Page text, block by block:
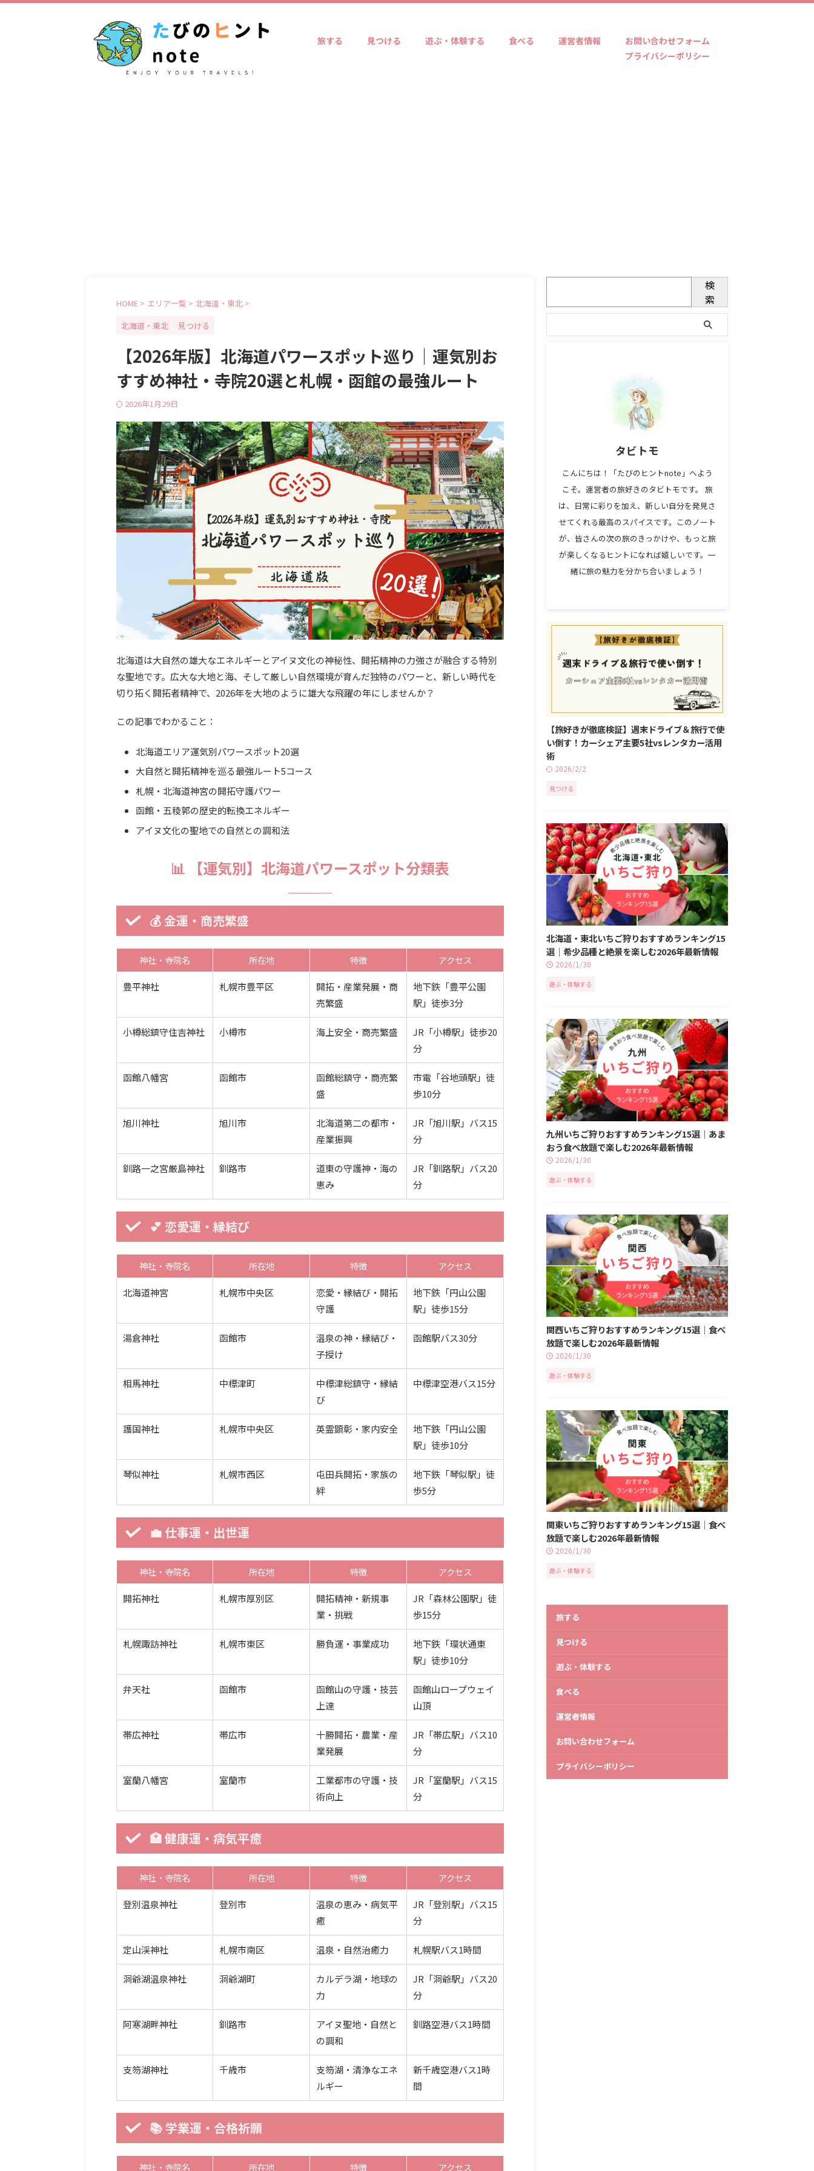
旅する 見つける 遊ぶ・体験する 食べる 運営者情報
お問い合わせフォーム
プライバシーポリシー
HOME > エリア一覧 > 北海道・東北 >
北海道・東北
見つける
【2026年版】北海道パワースポット巡り｜運気別お
すすめ神社・寺院20選と札幌・函館の最強ルート
2026年1月29日
北海道は大自然の雄大なエネルギーとアイヌ文化の神秘性、開拓精神の力強さが融合する特別
な聖地です。広大な大地と海、そして厳しい自然環境が育んだ独特のパワーと、新しい時代を
切り拓く開拓者精神で、2026年を大地のように雄大な飛躍の年にしませんか？
この記事でわかること：
北海道エリア運気別パワースポット20選
大自然と開拓精神を巡る最強ルート5コース
札幌・北海道神宮の開拓守護パワー
函館・五稜郭の歴史的転換エネルギー
アイヌ文化の聖地での自然との調和法
📊 【運気別】北海道パワースポット分類表
💰 金運・商売繁盛
神社・寺院名 所在地 特徴 アクセス
豊平神社 札幌市豊平区
開拓・産業発展・商
売繁盛
地下鉄「豊平公園
駅」徒歩3分
小樽総鎮守住吉神社 小樽市 海上安全・商売繁盛
JR「小樽駅」徒歩20
分
函館八幡宮 函館市
函館総鎮守・商売繁
盛
市電「谷地頭駅」徒
歩10分
旭川神社 旭川市
北海道第二の都市・
産業振興
JR「旭川駅」バス15
分
釧路一之宮厳島神社 釧路市
道東の守護神・海の
恵み
JR「釧路駅」バス20
分
💕 恋愛運・縁結び
神社・寺院名 所在地 特徴 アクセス
北海道神宮 札幌市中央区
恋愛・縁結び・開拓
守護
地下鉄「円山公園
駅」徒歩15分
湯倉神社 函館市
温泉の神・縁結び・
子授け
函館駅バス30分
相馬神社 中標津町
中標津総鎮守・縁結
び
中標津空港バス15分
護国神社 札幌市中央区 英霊顕彰・家内安全
地下鉄「円山公園
駅」徒歩10分
琴似神社 札幌市西区
屯田兵開拓・家族の
絆
地下鉄「琴似駅」徒
歩5分
💼 仕事運・出世運
神社・寺院名 所在地 特徴 アクセス
開拓神社 札幌市厚別区
開拓精神・新規事
業・挑戦
JR「森林公園駅」徒
歩15分
札幌諏訪神社 札幌市東区 勝負運・事業成功
地下鉄「環状通東
駅」徒歩10分
弁天社 函館市
函館山の守護・技芸
上達
函館山ロープウェイ
山頂
帯広神社 帯広市
十勝開拓・農業・産
業発展
JR「帯広駅」バス10
分
室蘭八幡宮 室蘭市
工業都市の守護・技
術向上
JR「室蘭駅」バス15
分
🏥 健康運・病気平癒
神社・寺院名 所在地 特徴 アクセス
登別温泉神社 登別市
温泉の恵み・病気平
癒
JR「登別駅」バス15
分
定山渓神社 札幌市南区 温泉・自然治癒力 札幌駅バス1時間
洞爺湖温泉神社 洞爺湖町
カルデラ湖・地球の
力
JR「洞爺駅」バス20
分
阿寒湖畔神社 釧路市
アイヌ聖地・自然と
の調和
釧路空港バス1時間
支笏湖神社 千歳市
支笏湖・清浄なエネ
ルギー
新千歳空港バス1時
間
📚 学業運・合格祈願
神社・寺院名 所在地 特徴 アクセス
検
索
タビトモ
こんにちは！「たびのヒントnote」へよう
こそ。運営者の旅好きのタビトモです。 旅
は、日常に彩りを加え、新しい自分を発見さ
せてくれる最高のスパイスです。このノート
が、皆さんの次の旅のきっかけや、もっと旅
が楽しくなるヒントになれば嬉しいです。一
緒に旅の魅力を分かち合いましょう！
【旅好きが徹底検証】週末ドライブ＆旅行で使
い倒す！カーシェア主要5社vsレンタカー活用
術
2026/2/2
見つける
北海道・東北いちご狩りおすすめランキング15
選｜希少品種と絶景を楽しむ2026年最新情報
2026/1/30
遊ぶ・体験する
九州いちご狩りおすすめランキング15選｜あま
おう食べ放題で楽しむ2026年最新情報
2026/1/30
遊ぶ・体験する
関西いちご狩りおすすめランキング15選｜食べ
放題で楽しむ2026年最新情報
2026/1/30
遊ぶ・体験する
関東いちご狩りおすすめランキング15選｜食べ
放題で楽しむ2026年最新情報
2026/1/30
遊ぶ・体験する
旅する
見つける
遊ぶ・体験する
食べる
運営者情報
お問い合わせフォーム
プライバシーポリシー